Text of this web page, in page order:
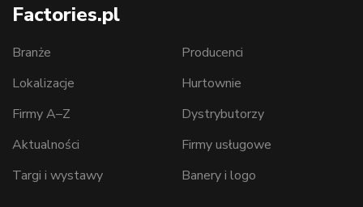
Factories.pl
Branże
Lokalizacje
Firmy A–Z
Aktualności
Targi i wystawy
Producenci
Hurtownie
Dystrybutorzy
Firmy usługowe
Banery i logo